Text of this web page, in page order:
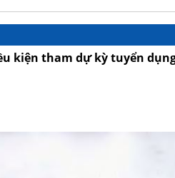
kiện tham dự kỳ tuyển